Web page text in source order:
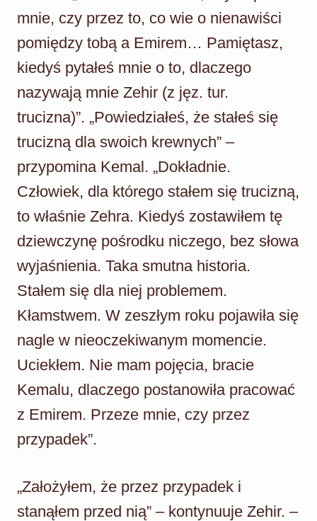
mnie, czy przez to, co wie o nienawiści
pomiędzy tobą a Emirem… Pamiętasz,
kiedyś pytałeś mnie o to, dlaczego
nazywają mnie Zehir (z jęz. tur.
trucizna)”. „Powiedziałeś, że stałeś się
trucizną dla swoich krewnych” –
przypomina Kemal. „Dokładnie.
Człowiek, dla którego stałem się trucizną,
to właśnie Zehra. Kiedyś zostawiłem tę
dziewczynę pośrodku niczego, bez słowa
wyjaśnienia. Taka smutna historia.
Stałem się dla niej problemem.
Kłamstwem. W zeszłym roku pojawiła się
nagle w nieoczekiwanym momencie.
Uciekłem. Nie mam pojęcia, bracie
Kemalu, dlaczego postanowiła pracować
z Emirem. Przeze mnie, czy przez
przypadek”.
„Założyłem, że przez przypadek i
stanąłem przed nią” – kontynuuje Zehir. –